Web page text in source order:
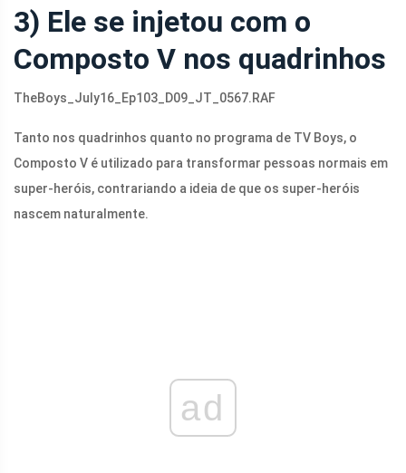
3) Ele se injetou com o
Composto V nos quadrinhos
TheBoys_July16_Ep103_D09_JT_0567.RAF
Tanto nos quadrinhos quanto no programa de TV Boys, o
Composto V é utilizado para transformar pessoas normais em
super-heróis, contrariando a ideia de que os super-heróis
nascem naturalmente.
ad